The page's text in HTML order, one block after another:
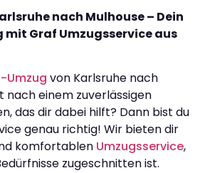
nach Mulhouse – Dein
mit Graf Umzugsservice aus
Umzug von Karlsruhe nach
nach einem zuverlässigen
das dir dabei hilft? Dann bist du
genau richtig! Wir bieten dir
komfortablen Umzugsservice,
zugeschnitten ist.